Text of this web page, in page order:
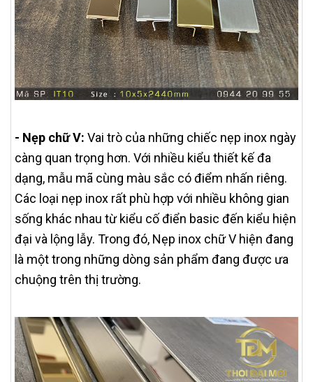
- Nẹp chữ V: Vai trò của những chiếc nẹp inox ngày
càng quan trọng hơn. Với nhiều kiểu thiết kế đa
dạng, mẫu mã cùng màu sắc có điểm nhấn riêng.
Các loại nẹp inox rất phù hợp với nhiều không gian
sống khác nhau từ kiểu cố điển basic đến kiểu hiện
đại và lộng lẫy. Trong đó, Nẹp inox chữ V hiện đang
là một trong những dòng sản phẩm đang được ưa
chuộng trên thị trường.